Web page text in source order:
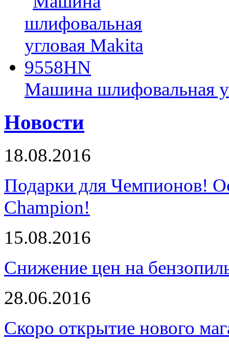
Машина шлифовальная
Новости
18.08.2016
Подарки для Чемпионов!
Champion!
15.08.2016
Снижение цен на
28.06.2016
Скоро открытие нового